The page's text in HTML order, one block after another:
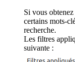
Si vous
certains mots-
recherche.
Les filtres
suivante :